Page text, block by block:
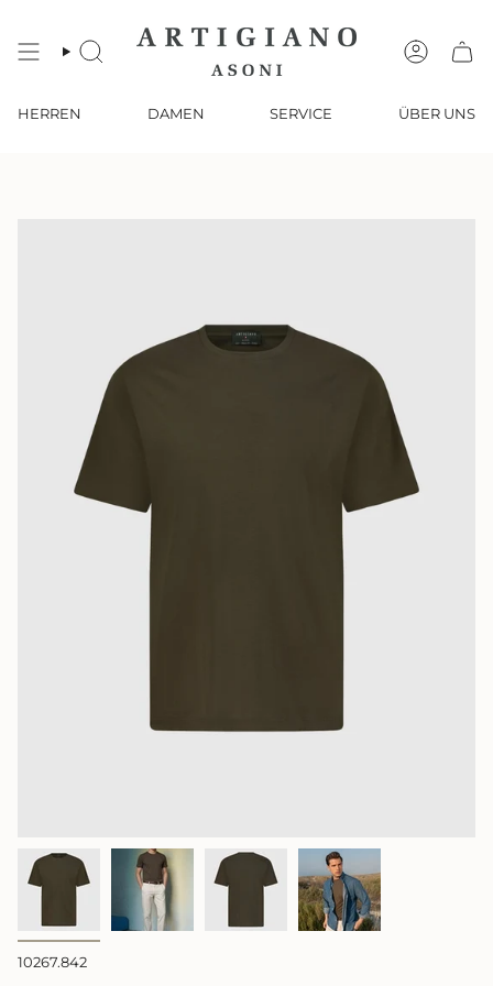
springenSUCHE KONTO
HERREN DAMEN SERVICE ÜBER UNS
10267.842